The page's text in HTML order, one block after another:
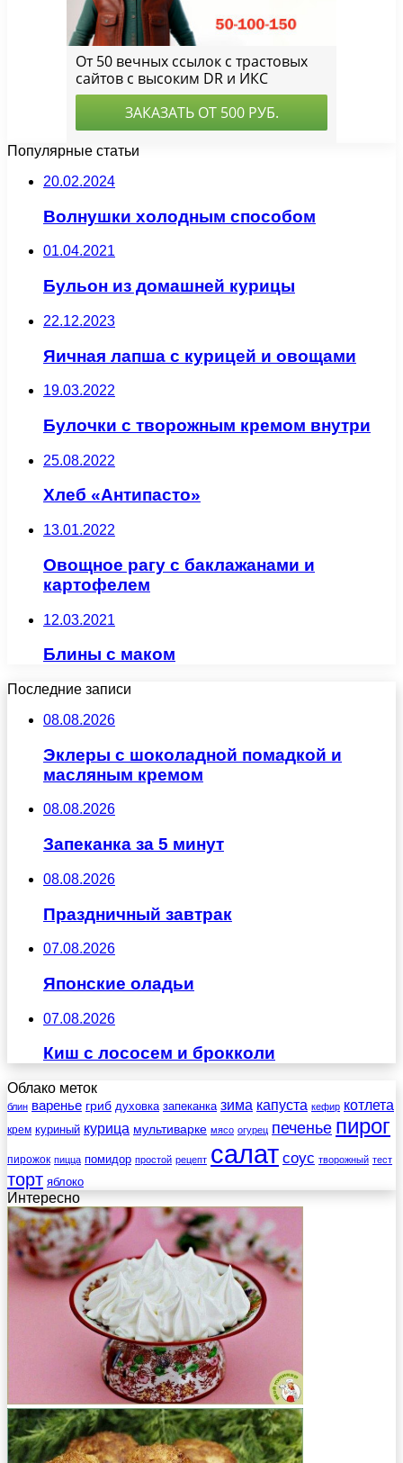
Популярные статьи
20.02.2024
Волнушки холодным способом
01.04.2021
Бульон из домашней курицы
22.12.2023
Яичная лапша с курицей и овощами
19.03.2022
Булочки с творожным кремом внутри
25.08.2022
Хлеб «Антипасто»
13.01.2022
Овощное рагу с баклажанами и
картофелем
12.03.2021
Блины с маком
Последние записи
08.08.2026
Эклеры с шоколадной помадкой и
масляным кремом
08.08.2026
Запеканка за 5 минут
08.08.2026
Праздничный завтрак
07.08.2026
Японские оладьи
07.08.2026
Киш с лососем и брокколи
Облако меток
блин варенье гриб духовка запеканка зима капуста кефир котлета
крем куриный курица мультиварке мясо огурец печенье пирог
пирожок пицца помидор простой рецепт салат соус творожный тест
торт яблоко
Интересно